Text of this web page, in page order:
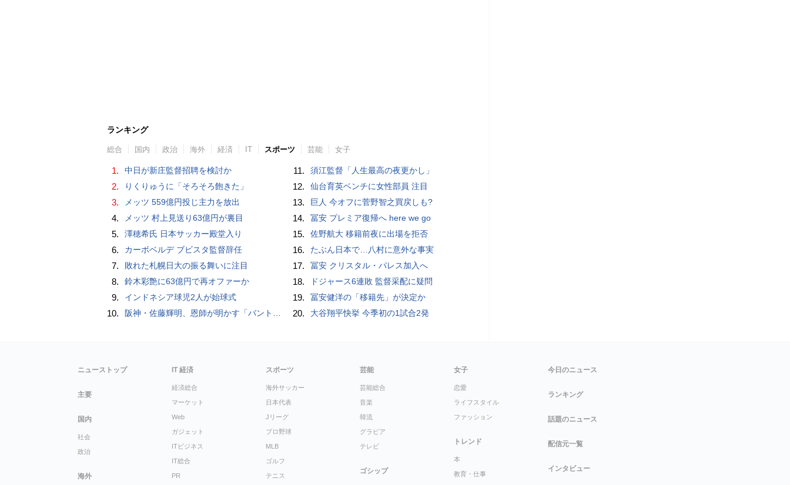
ランキング
総合 国内 政治 海外 経済 IT スポーツ 芸能 女子
1. 中日が新庄監督招聘を検討か
2. りくりゅうに「そろそろ飽きた」
3. メッツ 559億円投じ主力を放出
4. メッツ 村上見送り63億円が裏目
5. 澤穂希氏 日本サッカー殿堂入り
6. カーボベルデ ブビスタ監督辞任
7. 敗れた札幌日大の振る舞いに注目
8. 鈴木彩艶に63億円で再オファーか
9. インドネシア球児2人が始球式
10. 阪神・佐藤輝明、恩師が明かす「バント拒否でホームラン」の“やんちゃ坊主”時代
11. 須江監督「人生最高の夜更かし」
12. 仙台育英ベンチに女性部員 注目
13. 巨人 今オフに菅野智之買戻しも?
14. 冨安 プレミア復帰へ here we go
15. 佐野航大 移籍前夜に出場を拒否
16. たぶん日本で…八村に意外な事実
17. 冨安 クリスタル・パレス加入へ
18. ドジャース6連敗 監督采配に疑問
19. 冨安健洋の「移籍先」が決定か
20. 大谷翔平快挙 今季初の1試合2発
ニューストップ
主要
国内
社会
政治
海外
IT 経済
経済総合
マーケット
Web
ガジェット
ITビジネス
IT総合
PR
スポーツ
海外サッカー
日本代表
Jリーグ
プロ野球
MLB
ゴルフ
テニス
芸能
芸能総合
音楽
韓流
グラビア
テレビ
ゴシップ
女子
恋愛
ライフスタイル
ファッション
トレンド
本
教育・仕事
今日のニュース
ランキング
話題のニュース
配信元一覧
インタビュー